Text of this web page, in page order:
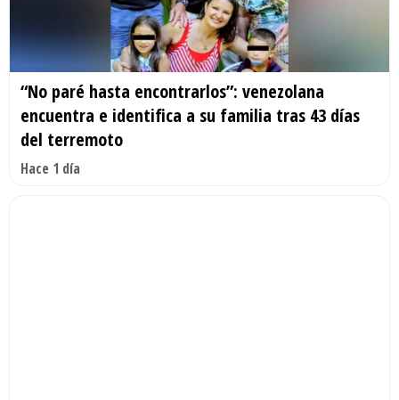
“No paré hasta encontrarlos”: venezolana
encuentra e identifica a su familia tras 43 días
del terremoto
Hace 1 día